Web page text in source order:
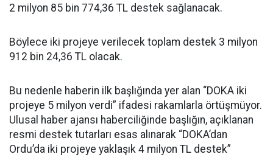
2 milyon 85 bin 774,36 TL destek sağlanacak.
Böylece iki projeye verilecek toplam destek 3 milyon
912 bin 24,36 TL olacak.
Bu nedenle haberin ilk başlığında yer alan “DOKA iki
projeye 5 milyon verdi” ifadesi rakamlarla örtüşmüyor.
Ulusal haber ajansı haberciliğinde başlığın, açıklanan
resmi destek tutarları esas alınarak “DOKA’dan
Ordu’da iki projeye yaklaşık 4 milyon TL destek”